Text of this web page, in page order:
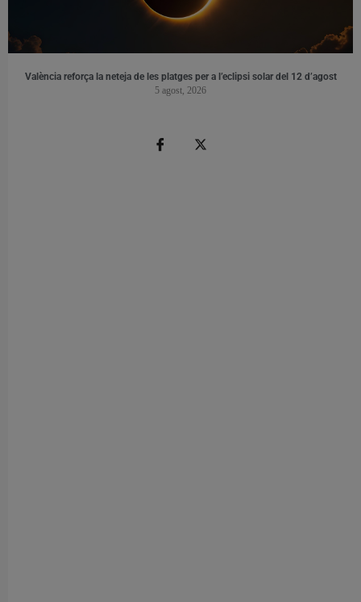
València reforça la neteja de les platges per a l’eclipsi solar del 12 d’agost
5 agost, 2026